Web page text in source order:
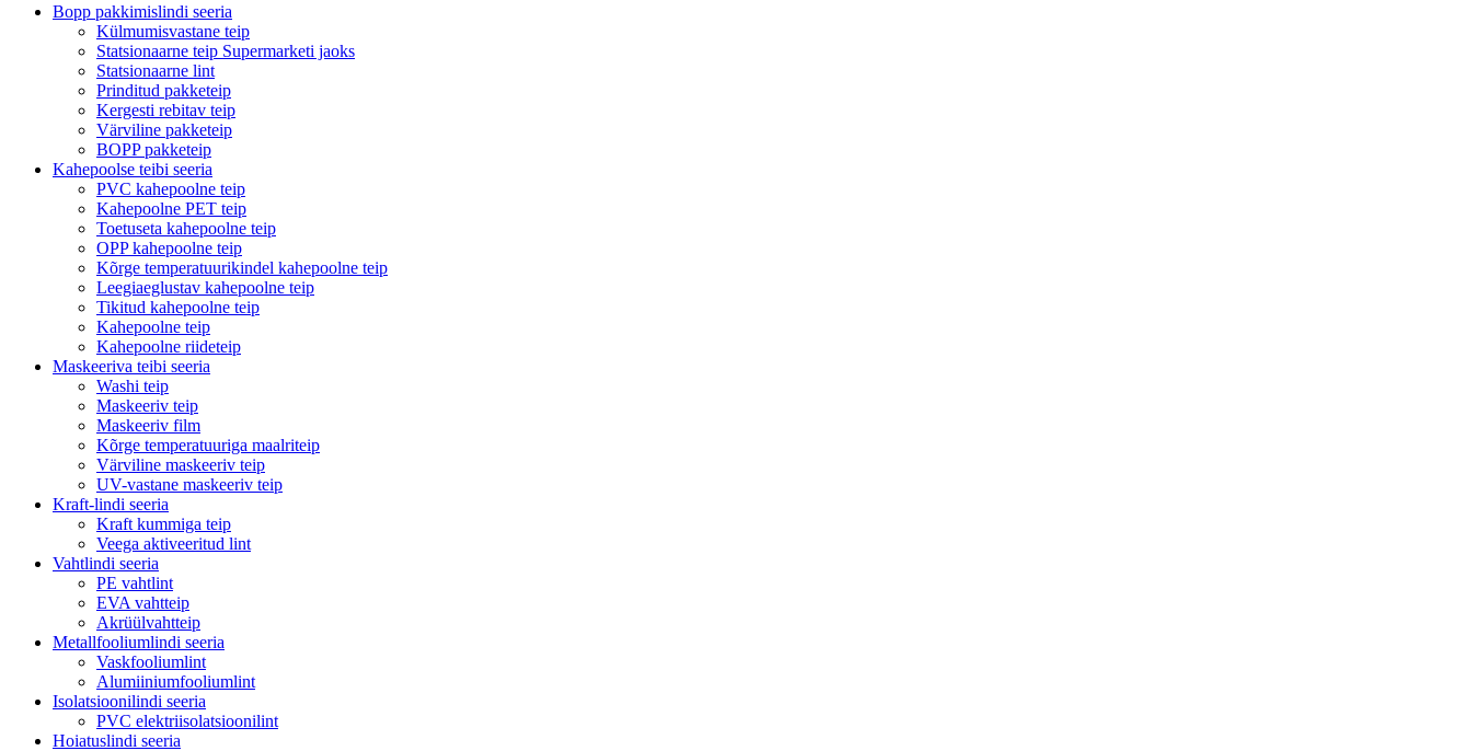
Bopp pakkimislindi seeria
Külmumisvastane teip
Statsionaarne teip Supermarketi jaoks
Statsionaarne lint
Prinditud pakketeip
Kergesti rebitav teip
Värviline pakketeip
BOPP pakketeip
Kahepoolse teibi seeria
PVC kahepoolne teip
Kahepoolne PET teip
Toetuseta kahepoolne teip
OPP kahepoolne teip
Kõrge temperatuurikindel kahepoolne teip
Leegiaeglustav kahepoolne teip
Tikitud kahepoolne teip
Kahepoolne teip
Kahepoolne riideteip
Maskeeriva teibi seeria
Washi teip
Maskeeriv teip
Maskeeriv film
Kõrge temperatuuriga maalriteip
Värviline maskeeriv teip
UV-vastane maskeeriv teip
Kraft-lindi seeria
Kraft kummiga teip
Veega aktiveeritud lint
Vahtlindi seeria
PE vahtlint
EVA vahtteip
Akrüülvahtteip
Metallfooliumlindi seeria
Vaskfooliumlint
Alumiiniumfooliumlint
Isolatsioonilindi seeria
PVC elektriisolatsioonilint
Hoiatuslindi seeria